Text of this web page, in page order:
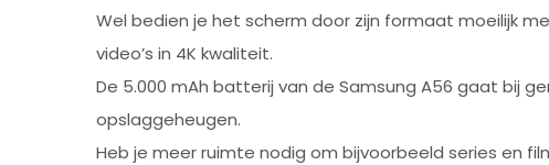
Wel bedien je het scherm door zijn formaat moeilijk
video’s in 4K kwaliteit.
De 5.000 mAh batterij van de Samsung A56 gaat bij
opslaggeheugen.
Heb je meer ruimte nodig om bijvoorbeeld series en